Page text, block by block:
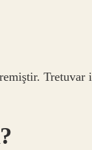
Tretuvar